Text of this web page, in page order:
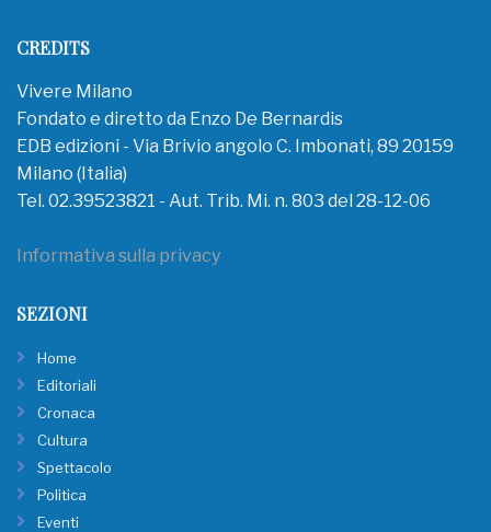
CREDITS
Vivere Milano
Fondato e diretto da Enzo De Bernardis
EDB edizioni - Via Brivio angolo C. Imbonati, 89 20159
Milano (Italia)
Tel. 02.39523821 - Aut. Trib. Mi. n. 803 del 28-12-06
Informativa sulla privacy
SEZIONI
Home
Editoriali
Cronaca
Cultura
Spettacolo
Politica
Eventi